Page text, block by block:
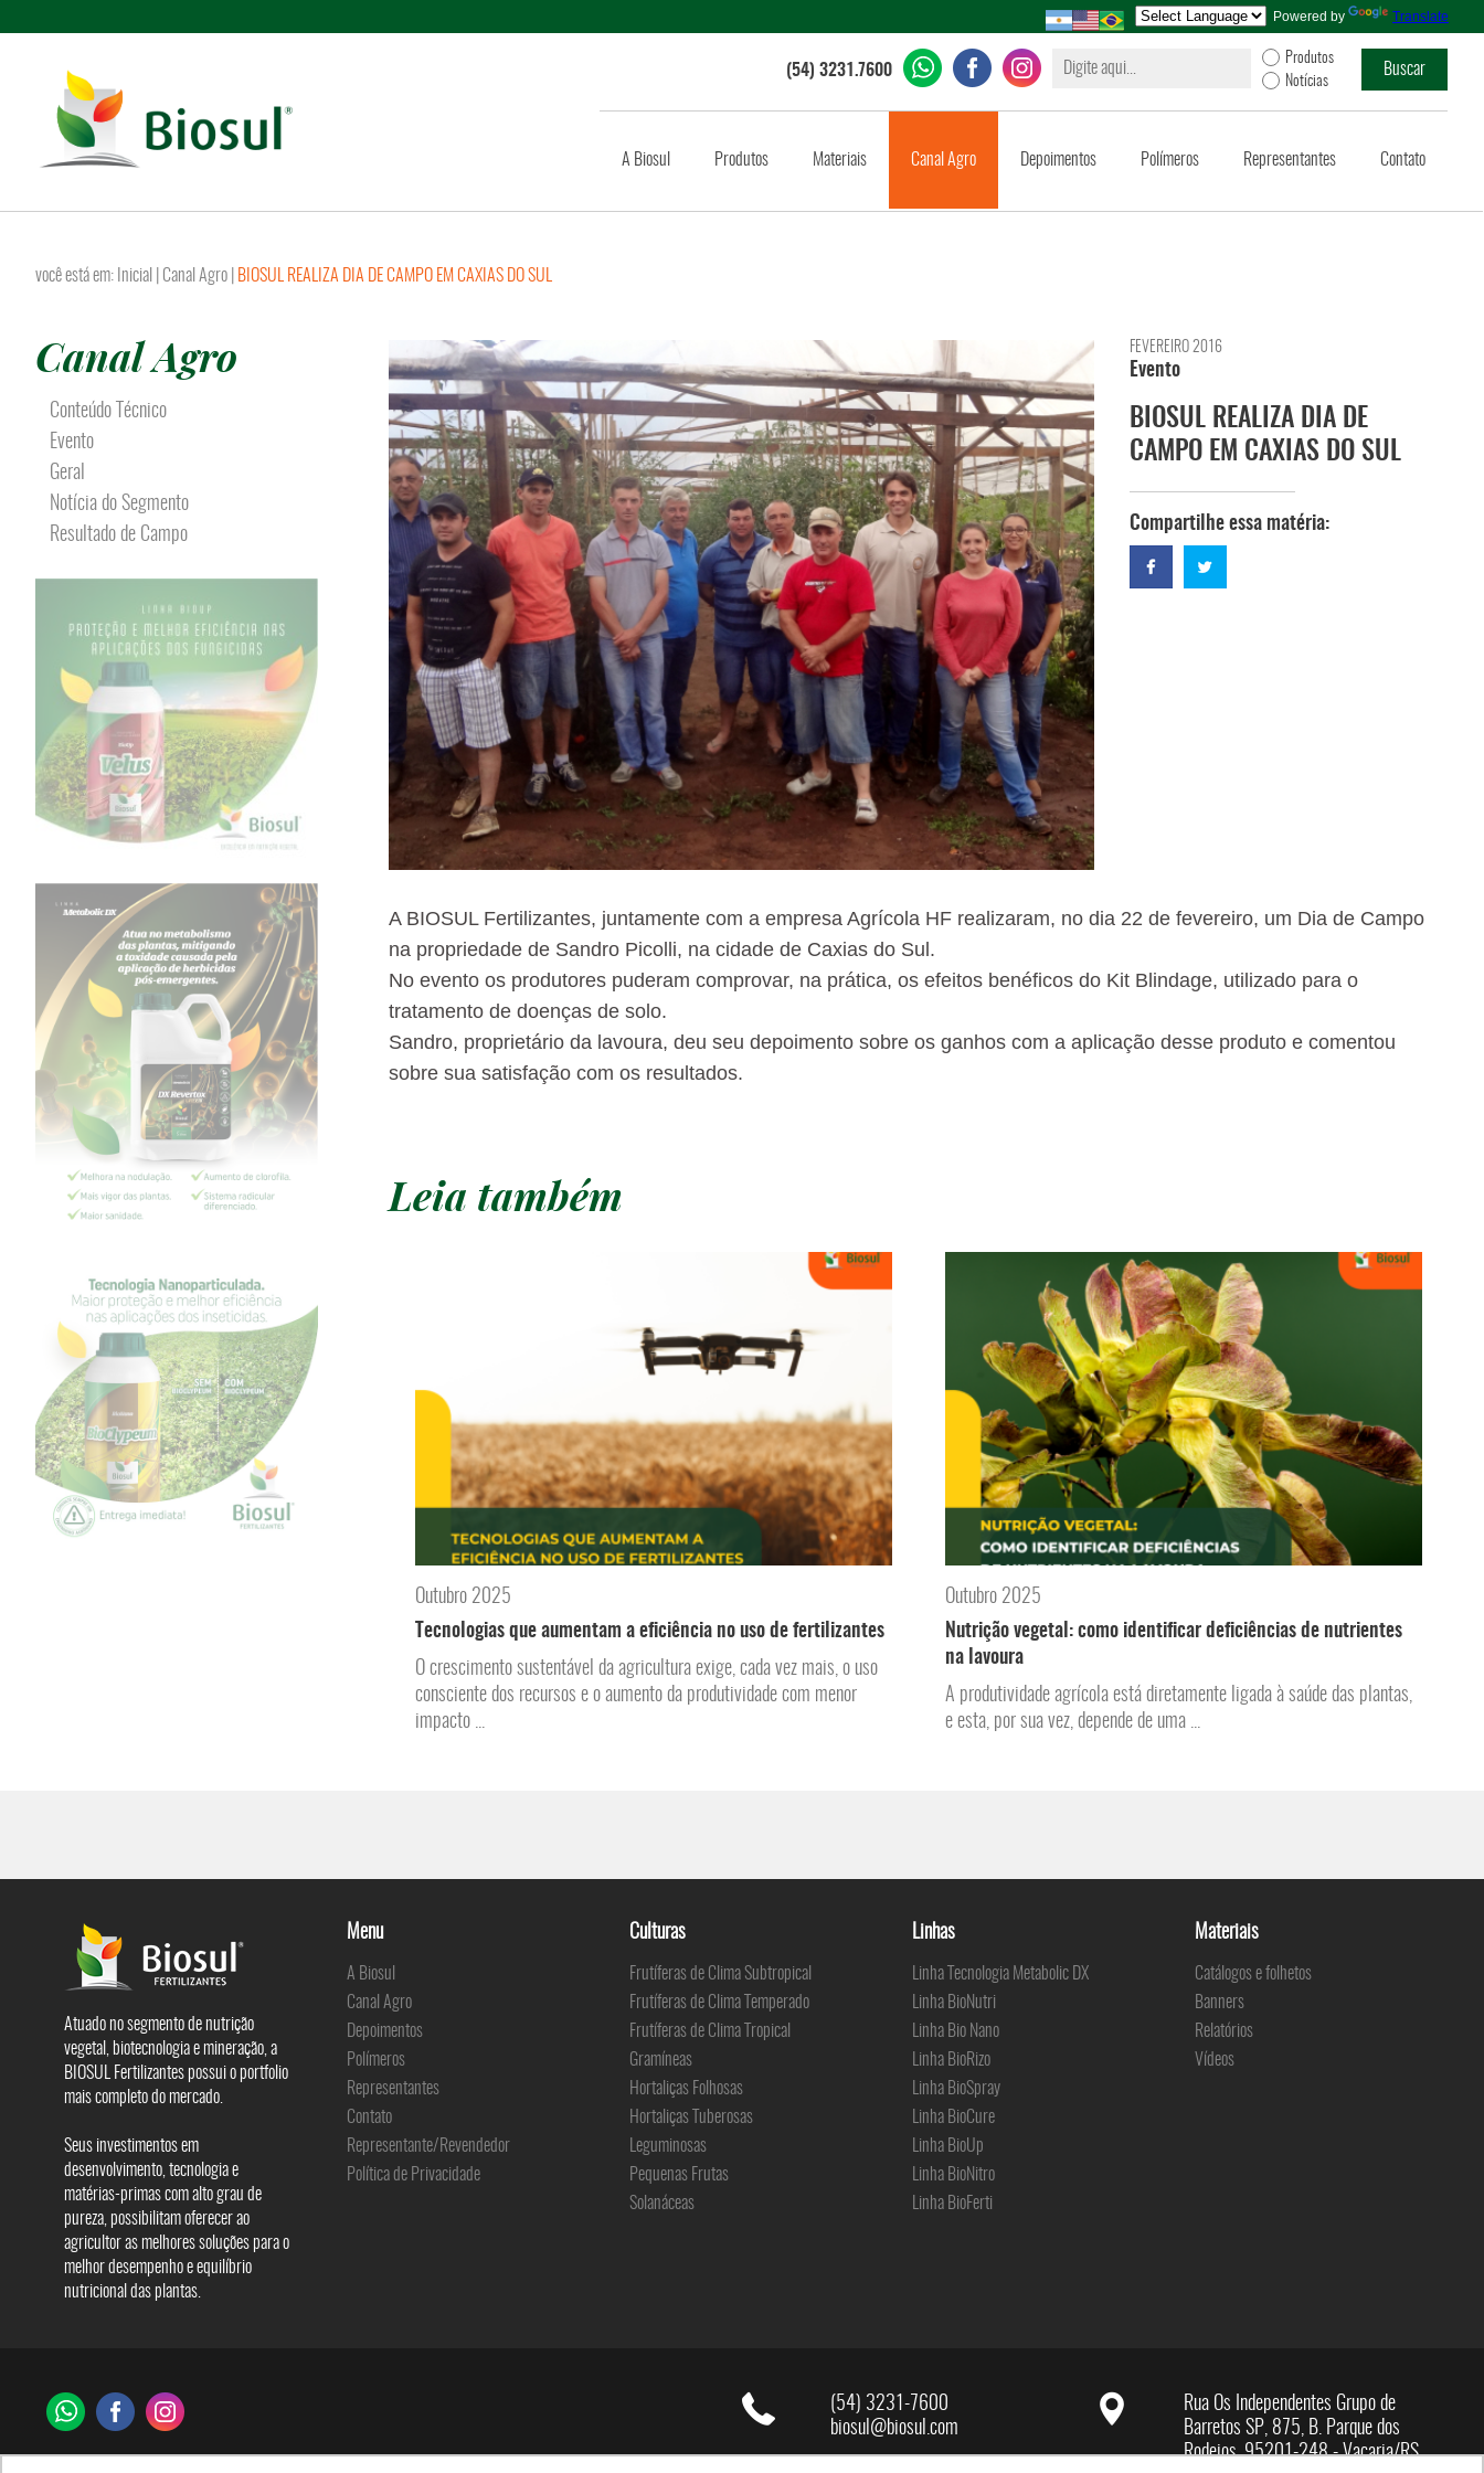
Powered by Translate
Produtos
Notícias
(54) 3231.7600
A Biosul Produtos Materiais Canal Agro Depoimentos Polímeros Representantes Contato
você está em: Inicial Canal Agro BIOSUL REALIZA DIA DE CAMPO EM CAXIAS DO SUL
Canal Agro
Conteúdo Técnico
Evento
Geral
Notícia do Segmento
Resultado de Campo
FEVEREIRO 2016
Evento
BIOSUL REALIZA DIA DE
CAMPO EM CAXIAS DO SUL
Compartilhe essa matéria:
A BIOSUL Fertilizantes, juntamente com a empresa Agrícola HF realizaram, no dia 22 de fevereiro, um Dia de Campo
na propriedade de Sandro Picolli, na cidade de Caxias do Sul.
No evento os produtores puderam comprovar, na prática, os efeitos benéficos do Kit Blindage, utilizado para o
tratamento de doenças de solo.
Sandro, proprietário da lavoura, deu seu depoimento sobre os ganhos com a aplicação desse produto e comentou
sobre sua satisfação com os resultados.
Leia também
Outubro 2025
Tecnologias que aumentam a eficiência no uso de fertilizantes
O crescimento sustentável da agricultura exige, cada vez mais, o uso
consciente dos recursos e o aumento da produtividade com menor
impacto ...
Outubro 2025
Nutrição vegetal: como identificar deficiências de nutrientes
na lavoura
A produtividade agrícola está diretamente ligada à saúde das plantas,
e esta, por sua vez, depende de uma ...
Atuado no segmento de nutrição
vegetal, biotecnologia e mineração, a
BIOSUL Fertilizantes possui o portfolio
mais completo do mercado.
Seus investimentos em
desenvolvimento, tecnologia e
matérias-primas com alto grau de
pureza, possibilitam oferecer ao
agricultor as melhores soluções para o
melhor desempenho e equilíbrio
nutricional das plantas.
Menu
A Biosul
Canal Agro
Depoimentos
Polímeros
Representantes
Contato
Representante/Revendedor
Política de Privacidade
Culturas
Frutíferas de Clima Subtropical
Frutíferas de Clima Temperado
Frutíferas de Clima Tropical
Gramíneas
Hortaliças Folhosas
Hortaliças Tuberosas
Leguminosas
Pequenas Frutas
Solanáceas
Linhas
Linha Tecnologia Metabolic DX
Linha BioNutri
Linha Bio Nano
Linha BioRizo
Linha BioSpray
Linha BioCure
Linha BioUp
Linha BioNitro
Linha BioFerti
Materiais
Catálogos e folhetos
Banners
Relatórios
Vídeos
(54) 3231-7600
biosul@biosul.com
Rua Os Independentes Grupo de
Barretos SP, 875, B. Parque dos
Rodeios, 95201-248 - Vacaria/RS